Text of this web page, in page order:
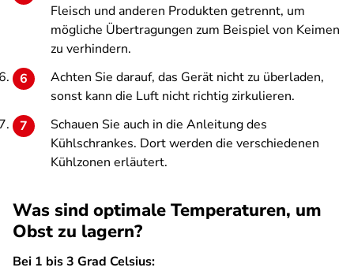
Fleisch und anderen Produkten getrennt, um
mögliche Übertragungen zum Beispiel von Keimen
zu verhindern.
Achten Sie darauf, das Gerät nicht zu überladen,
sonst kann die Luft nicht richtig zirkulieren.
Schauen Sie auch in die Anleitung des
Kühlschrankes. Dort werden die verschiedenen
Kühlzonen erläutert.
Was sind optimale Temperaturen, um
Obst zu lagern?
Bei 1 bis 3 Grad Celsius: